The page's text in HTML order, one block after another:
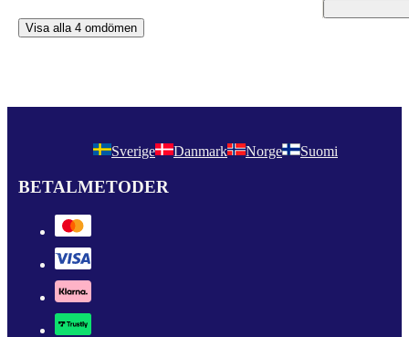
Visa alla 4 omdömen
Sverige Danmark Norge Suomi
BETALMETODER